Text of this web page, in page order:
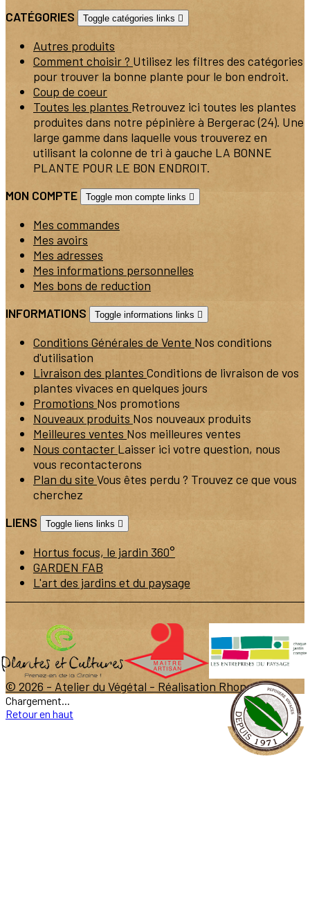
CATÉGORIES Toggle catégories links 
Autres produits
Comment choisir ? Utilisez les filtres des catégories
pour trouver la bonne plante pour le bon endroit.
Coup de coeur
Toutes les plantes Retrouvez ici toutes les plantes
produites dans notre pépinière à Bergerac (24). Une
large gamme dans laquelle vous trouverez en
utilisant la colonne de tri à gauche LA BONNE
PLANTE POUR LE BON ENDROIT.
MON COMPTE
Toggle mon compte links 
Mes commandes
Mes avoirs
Mes adresses
Mes informations personnelles
Mes bons de reduction
INFORMATIONS
Toggle informations links 
Conditions Générales de Vente Nos conditions
d'utilisation
Livraison des plantes Conditions de livraison de vos
plantes vivaces en quelques jours
Promotions Nos promotions
Nouveaux produits Nos nouveaux produits
Meilleures ventes Nos meilleures ventes
Nous contacter Laisser ici votre question, nous
vous recontacterons
Plan du site Vous êtes perdu ? Trouvez ce que vous
cherchez
LIENS
Toggle liens links 
Hortus focus, le jardin 360°
GARDEN FAB
L'art des jardins et du paysage
© 2026 - Atelier du Végétal - Réalisation Rhonalpcom
Chargement...
Retour en haut